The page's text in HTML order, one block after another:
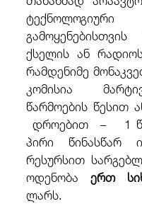
ქსელის ან
რამდენიმე
კომისია
წარმოების წესით
დროებით − 1
პირი წინასწარ
რესურსით
ოდენობაერთ
ლარს.